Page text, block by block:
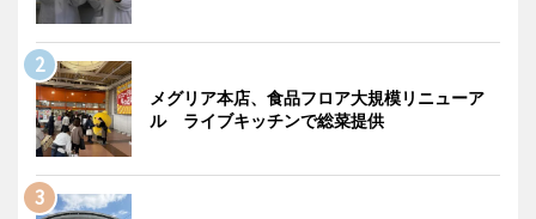
メグリア本店、食品フロア大規模リニューア
ル ライブキッチンで総菜提供